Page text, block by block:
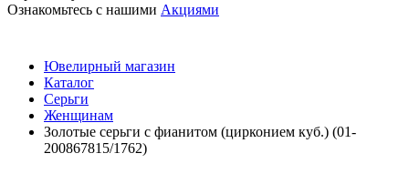
Ознакомьтесь с нашими Акциями
Ювелирный магазин
Каталог
Серьги
Женщинам
Золотые серьги с фианитом (цирконием куб.) (01-
200867815/1762)